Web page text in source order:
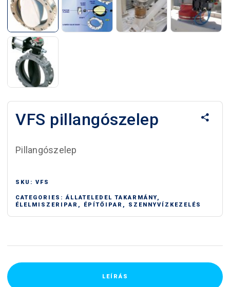
VFS pillangószelep
Pillangószelep
SKU: VFS
CATEGORIES:ÁLLATELEDEL TAKARMÁNY,
ÉLELMISZERIPAR , ÉPÍTŐIPAR , SZENNYVÍZKEZELÉS
LEÍRÁS